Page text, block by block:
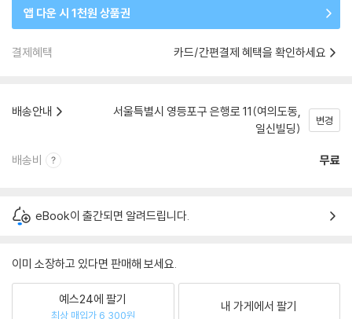
앱 다운 시 1천원 상품권
결제혜택 카드/간편결제 혜택을 확인하세요
배송안내
서울특별시 영등포구 은행로 11(여의도동,
일신빌딩)
변경
배송비 무료
eBook이 출간되면 알려드립니다.
이미 소장하고 있다면 판매해 보세요.
예스24에 팔기
최상 매입가 6,300원
내 가게에서 팔기